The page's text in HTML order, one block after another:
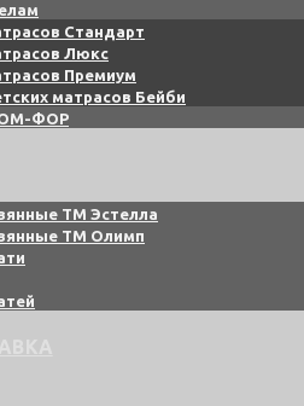
Стандарт
Люкс
Премиум
матрасов Бейби
ФОР
ТМ Эстелла
ТМ Олимп